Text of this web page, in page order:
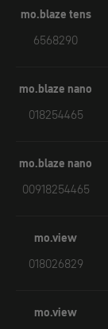
mo.blaze tens
6568290
mo.blaze nano
018254465
mo.blaze nano
00918254465
mo.view
018026829
mo.view